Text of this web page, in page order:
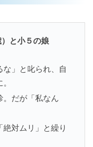
と小５の娘
」と叱られ、自
。だが「私なん
対ムリ」と繰り